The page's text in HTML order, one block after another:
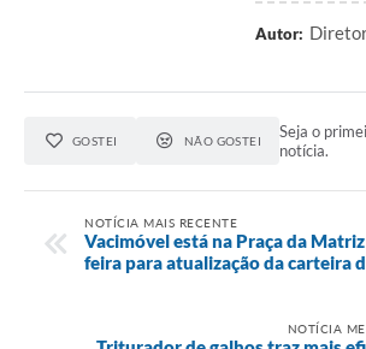
Autor:
GOSTEI NÃO GOSTEI
Seja o
notícia.
NOTÍCIA MAIS RECENTE
Vacimóvel está na Praça da
feira para atualização da carteira
NOTÍCIA